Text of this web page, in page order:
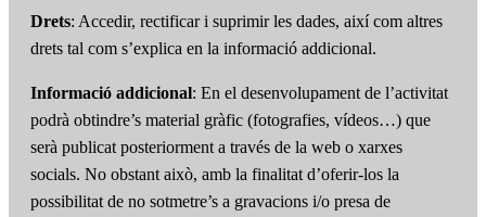
Drets: Accedir, rectificar i suprimir les dades, així com altres
drets tal com s’explica en la informació addicional.
Informació addicional: En el desenvolupament de l’activitat
podrà obtindre’s material gràfic (fotografies, vídeos…) que
serà publicat posteriorment a través de la web o xarxes
socials. No obstant això, amb la finalitat d’oferir-los la
possibilitat de no sotmetre’s a gravacions i/o presa de